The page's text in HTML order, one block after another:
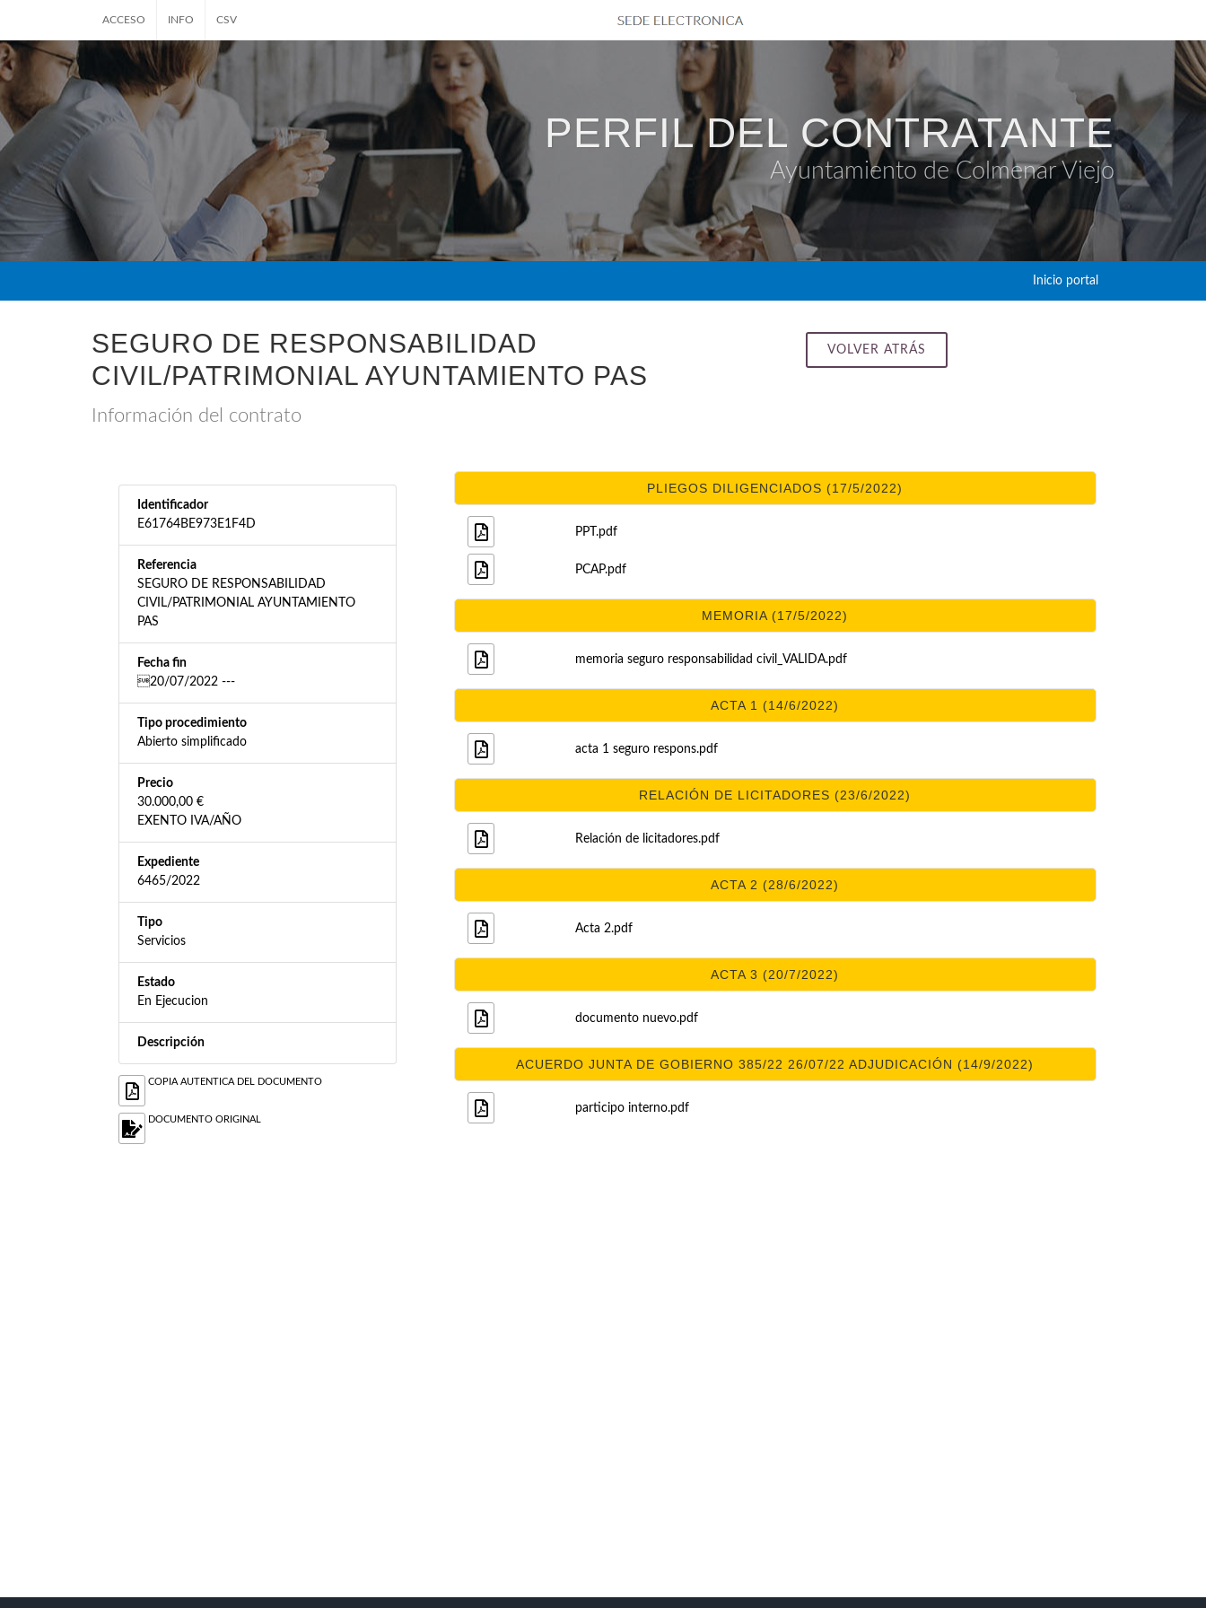
ACCESO INFO CSV
PERFIL DEL CONTRATANTE
Ayuntamiento de Colmenar Viejo
Inicio portal
SEGURO DE RESPONSABILIDAD
CIVIL/PATRIMONIAL AYUNTAMIENTO PAS
Información del contrato
VOLVER ATRÁS
Identificador
E61764BE973E1F4D
Referencia
SEGURO DE RESPONSABILIDAD
CIVIL/PATRIMONIAL AYUNTAMIENTO
PAS
Fecha fin
20/07/2022 ---
Tipo procedimiento
Abierto simplificado
Precio
30.000,00 €
EXENTO IVA/AÑO
Expediente
6465/2022
Tipo
Servicios
Estado
En Ejecucion
Descripción
COPIA AUTENTICA DEL DOCUMENTO
DOCUMENTO ORIGINAL
PLIEGOS DILIGENCIADOS (17/5/2022)
PPT.pdf
PCAP.pdf
MEMORIA (17/5/2022)
memoria seguro responsabilidad civil_VALIDA.pdf
ACTA 1 (14/6/2022)
acta 1 seguro respons.pdf
RELACIÓN DE LICITADORES (23/6/2022)
Relación de licitadores.pdf
ACTA 2 (28/6/2022)
Acta 2.pdf
ACTA 3 (20/7/2022)
documento nuevo.pdf
ACUERDO JUNTA DE GOBIERNO 385/22 26/07/22 ADJUDICACIÓN (14/9/2022)
participo interno.pdf